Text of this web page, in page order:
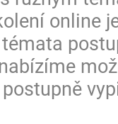
online